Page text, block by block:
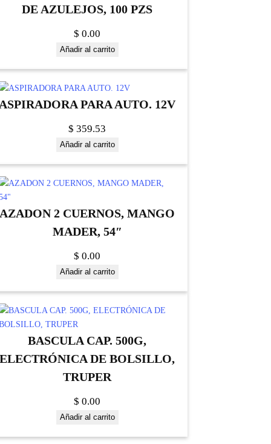
DE AZULEJOS, 100 PZS
$ 0.00
Añadir al carrito
PARA AUTO. 12V
$ 359.53
Añadir al carrito
AZADON 2 CUERNOS, MANGO
MADER, 54″
$ 0.00
Añadir al carrito
BASCULA CAP. 500G,
ELECTRÓNICA DE BOLSILLO,
TRUPER
$ 0.00
Añadir al carrito